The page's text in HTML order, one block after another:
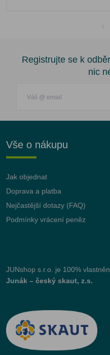
Registrujte se k
nic
Vše o nákupu
Jak objednat
Doprava a platba
Nejčastější dotazy (FAQ)
Podmínky vrácení peněz
JUNshop s.r.o.
je 100%
Junák – český skaut, z.s.